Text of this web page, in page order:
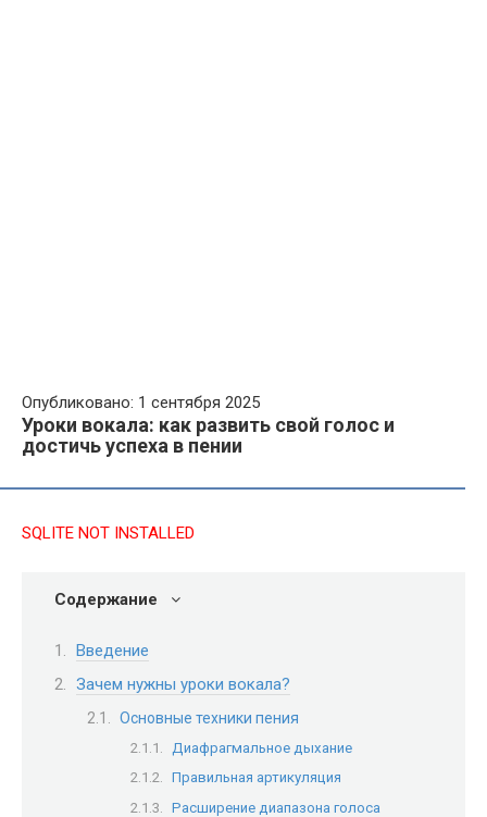
Опубликовано: 1 сентября 2025
Уроки вокала: как развить свой голос и
достичь успеха в пении
SQLITE NOT INSTALLED
Содержание
Введение
Зачем нужны уроки вокала?
Основные техники пения
Диафрагмальное дыхание
Правильная артикуляция
Расширение диапазона голоса